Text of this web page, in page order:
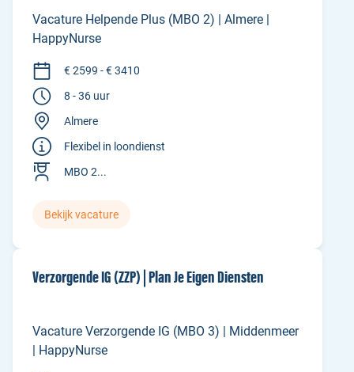
Vacature Helpende Plus (MBO 2) | Almere |
HappyNurse
€ 2599 - € 3410
8 - 36 uur
Almere
Flexibel in loondienst
MBO 2...
Bekijk vacature
Verzorgende IG (ZZP) | Plan Je Eigen Diensten
Vacature Verzorgende IG (MBO 3) | Middenmeer
| HappyNurse